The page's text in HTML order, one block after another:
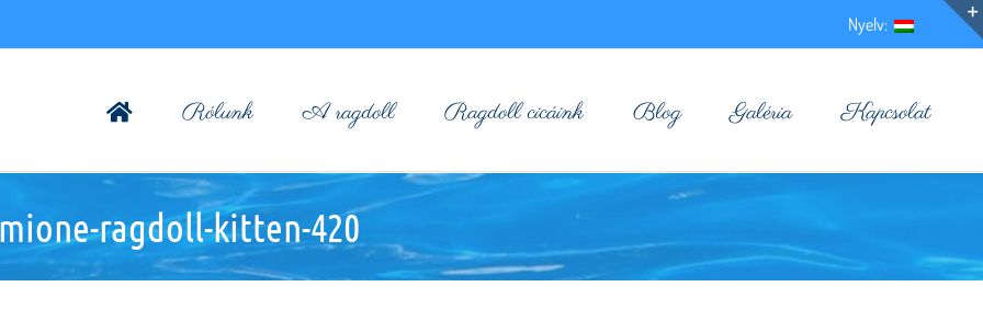
Nyelv:
Rólunk A ragdoll Ragdoll cicáink Blog Galéria Kapcsolat
ragdoll-kitten-420